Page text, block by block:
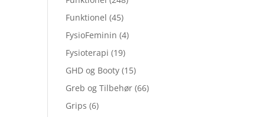
Funktionel (45)
FysioFeminin (4)
Fysioterapi (19)
GHD og Booty (15)
Greb og Tilbehør (66)
Grips (6)